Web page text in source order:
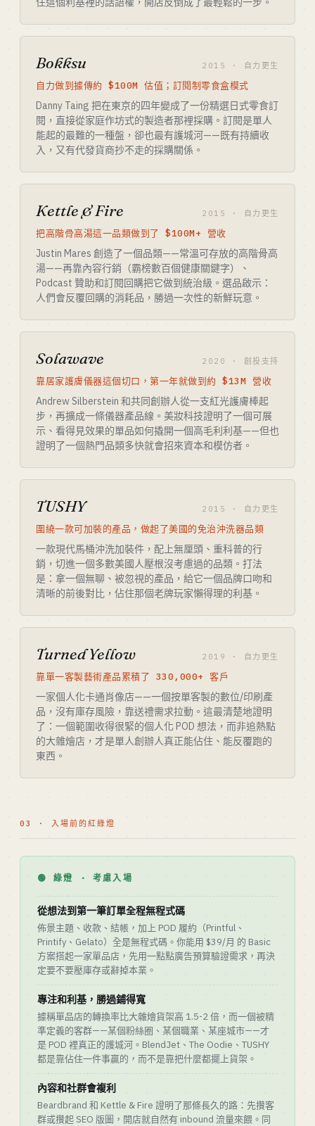
Bokksu 2015 · 自力更生
自力做到據傳約 $100M 估值；訂閱制零食盒模式
Danny Taing 把在東京的四年變成了一份精選日式零食訂
閱，直接從家庭作坊式的製造者那裡採購。訂閱是單人
能起的最難的一種盤，卻也最有護城河——既有持續收
入，又有代發貨商抄不走的採購關係。
Kettle & Fire 2015 · 自力更生
把高階骨高湯這一品類做到了 $100M+ 營收
Justin Mares 創造了一個品類——常溫可存放的高階骨高
湯——再靠內容行銷（霸榜數百個健康關鍵字）、
Podcast 贊助和訂閱回購把它做到統治級。選品啟示：
人們會反覆回購的消耗品，勝過一次性的新鮮玩意。
Solawave 2020 · 創投支持
靠居家護膚儀器這個切口，第一年就做到約 $13M 營收
Andrew Silberstein 和共同創辦人從一支紅光護膚棒起
步，再擴成一條儀器產品線。美妝科技證明了一個可展
示、看得見效果的單品如何撬開一個高毛利利基——但也
證明了一個熱門品類多快就會招來資本和模仿者。
TUSHY 2015 · 自力更生
圍繞一款可加裝的產品，做起了美國的免治沖洗器品類
一款現代馬桶沖洗加裝件，配上無厘頭、重科普的行
銷，切進一個多數美國人壓根沒考慮過的品類。打法
是：拿一個無聊、被忽視的產品，給它一個品牌口吻和
清晰的前後對比，佔住那個老牌玩家懶得理的利基。
Turned Yellow 2019 · 自力更生
靠單一客製藝術產品累積了 330,000+ 客戶
一家個人化卡通肖像店——一個按單客製的數位/印刷產
品，沒有庫存風險，靠送禮需求拉動。這最清楚地證明
了：一個範圍收得很緊的個人化 POD 想法，而非追熱點
的大雜燴店，才是單人創辦人真正能佔住、能反覆跑的
東西。
03 · 入場前的紅綠燈
🟢 綠燈 · 考慮入場
從想法到第一筆訂單全程無程式碼
佈景主題、收款、結帳，加上 POD 履約（Printful、
Printify、Gelato）全是無程式碼。你能用 $39/月 的 Basic
方案搭起一家單品店，先用一點點廣告預算驗證需求，再決
定要不要壓庫存或辭掉本業。
專注和利基，勝過鋪得寬
據稱單品店的轉換率比大雜燴貨架高 1.5-2 倍，而一個被精
準定義的客群——某個粉絲圈、某個職業、某座城市——才
是 POD 裡真正的護城河。BlendJet、The Oodie、TUSHY
都是靠佔住一件事贏的，而不是靠把什麼都擺上貨架。
內容和社群會複利
Beardbrand 和 Kettle & Fire 證明了那條長久的路：先攢客
群或攢起 SEO 版圖，開店就自然有 inbound 流量來餵。同